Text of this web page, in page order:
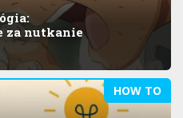
za nutkanie
HOW TO